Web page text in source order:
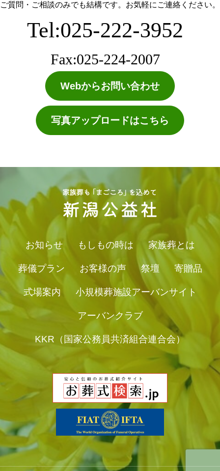
ご質問・ご相談のみでも結構です。お気軽にご連絡ください。
Tel:025-222-3952
Fax:025-224-2007
Webからお問い合わせ
写真アップロードはこちら
お知らせ もしもの時は 家族葬とは
葬儀プラン お客様の声 祭壇 寄贈品
式場案内 小規模葬施設アーバンサイト
アーバンクラブ
KKR（国家公務員共済組合連合会）